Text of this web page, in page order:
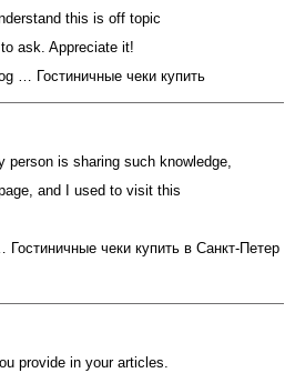
this is off topic
ask. Appreciate it!
… Гостиничные чеки купить
person is sharing such knowledge,
and I used to visit this
Гостиничные чеки купить в Санкт-Петер
provide in your articles.